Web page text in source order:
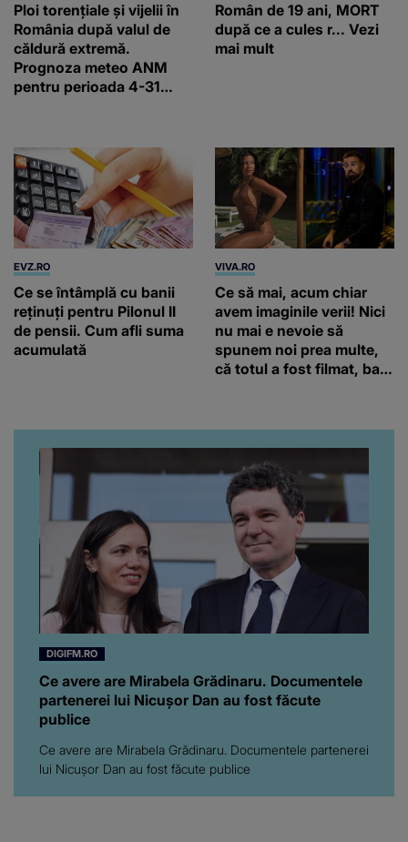
Ploi torențiale și vijelii în
România după valul de
căldură extremă.
Prognoza meteo ANM
pentru perioada 4-31
Român de 19 ani, MORT
după ce a cules r... Vezi
mai mult
EVZ.RO
Ce se întâmplă cu banii
reținuți pentru Pilonul II
de pensii. Cum afli suma
acumulată
VIVA.RO
Ce să mai, acum chiar
avem imaginile verii! Nici
nu mai e nevoie să
spunem noi prea multe,
că totul a fost filmat, ba
da, frumoasa iubită a lui
Florin Ristei e...
DIGIFM.RO
Ce avere are Mirabela Grădinaru. Documentele
partenerei lui Nicușor Dan au fost făcute
publice
Ce avere are Mirabela Grădinaru. Documentele partenerei
lui Nicușor Dan au fost făcute publice